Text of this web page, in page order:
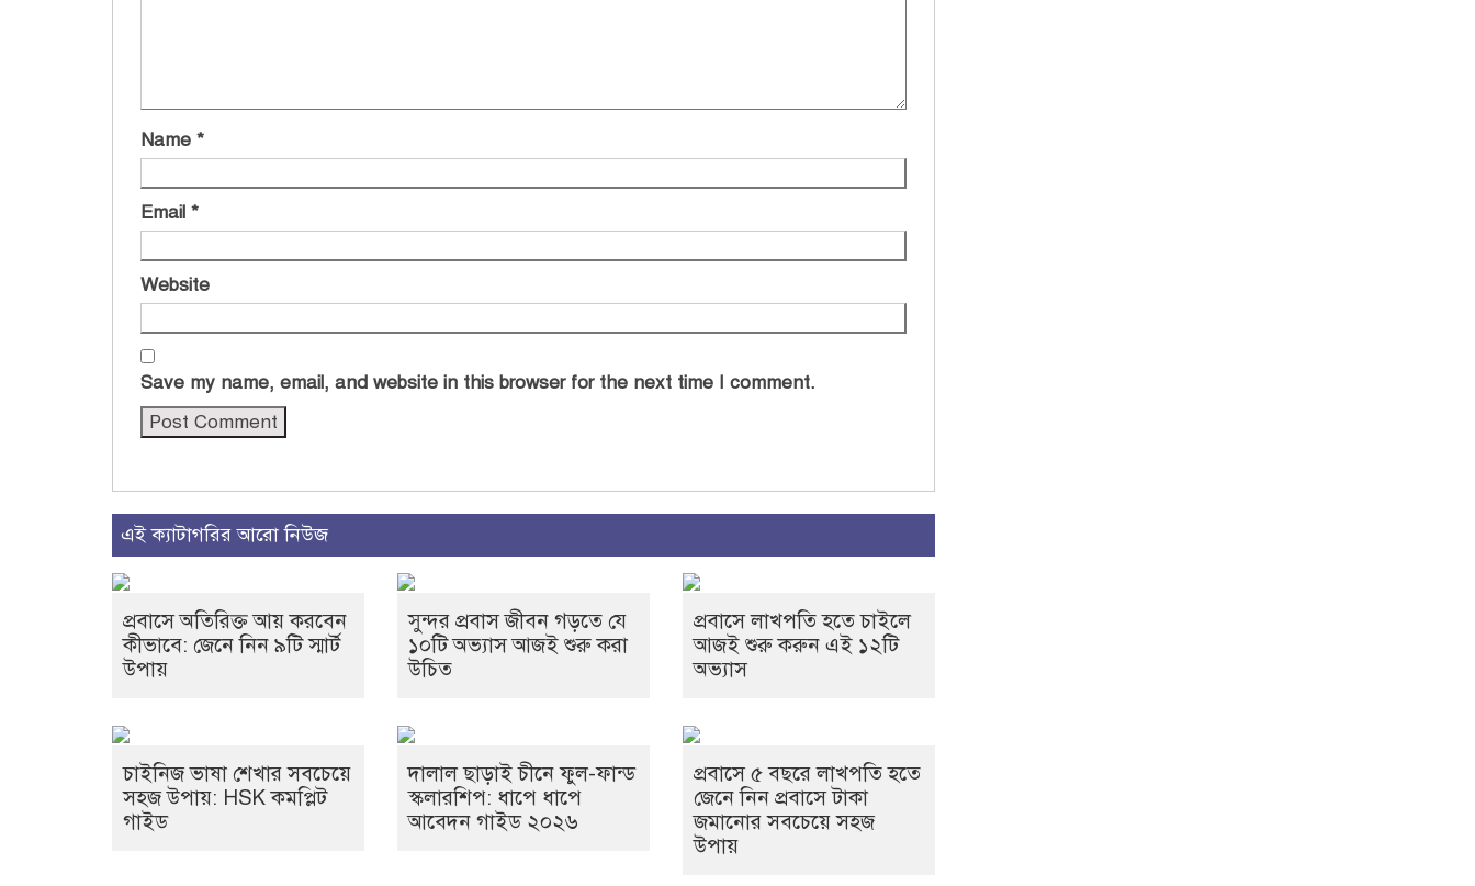
Name *
Email *
Website
Save my name, email, and website in this browser for the next time I comment.
এই ক্যাটাগরির আরো নিউজ
প্রবাসে অতিরিক্ত আয় করবেন
কীভাবে: জেনে নিন ৯টি স্মার্ট
উপায়
সুন্দর প্রবাস জীবন গড়তে যে
১০টি অভ্যাস আজই শুরু করা
উচিত
প্রবাসে লাখপতি হতে চাইলে
আজই শুরু করুন এই ১২টি
অভ্যাস
চাইনিজ ভাষা শেখার সবচেয়ে
সহজ উপায়: HSK কমপ্লিট
গাইড
দালাল ছাড়াই চীনে ফুল-ফান্ড
স্কলারশিপ: ধাপে ধাপে
আবেদন গাইড ২০২৬
প্রবাসে ৫ বছরে লাখপতি হতে
জেনে নিন প্রবাসে টাকা
জমানোর সবচেয়ে সহজ
উপায়